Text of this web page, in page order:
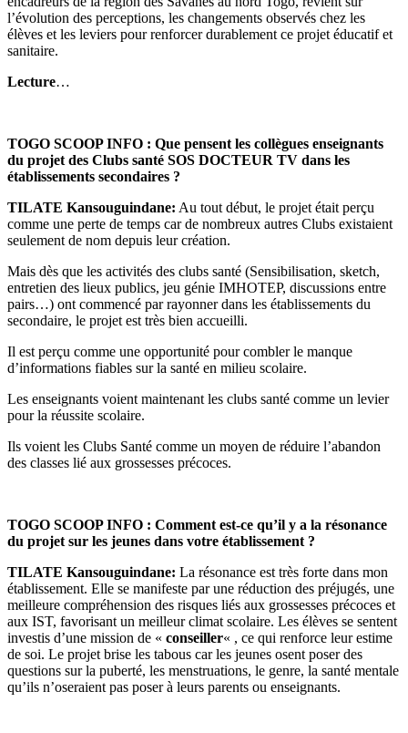
l’évolution des perceptions, les changements observés chez les
élèves et les leviers pour renforcer durablement ce projet éducatif et
sanitaire.
Lecture…
TOGO SCOOP INFO : Que pensent les collègues enseignants
du projet des Clubs santé SOS DOCTEUR TV dans les
établissements secondaires ?
TILATE Kansouguindane: Au tout début, le projet était perçu
comme une perte de temps car de nombreux autres Clubs existaient
seulement de nom depuis leur création.
Mais dès que les activités des clubs santé (Sensibilisation, sketch,
entretien des lieux publics, jeu génie IMHOTEP, discussions entre
pairs…) ont commencé par rayonner dans les établissements du
secondaire, le projet est très bien accueilli.
Il est perçu comme une opportunité pour combler le manque
d’informations fiables sur la santé en milieu scolaire.
Les enseignants voient maintenant les clubs santé comme un levier
pour la réussite scolaire.
Ils voient les Clubs Santé comme un moyen de réduire l’abandon
des classes lié aux grossesses précoces.
TOGO SCOOP INFO : Comment est-ce qu’il y a la résonance
du projet sur les jeunes dans votre établissement ?
TILATE Kansouguindane: La résonance est très forte dans mon
établissement. Elle se manifeste par une réduction des préjugés, une
meilleure compréhension des risques liés aux grossesses précoces et
aux IST, favorisant un meilleur climat scolaire. Les élèves se sentent
investis d’une mission de « conseiller« , ce qui renforce leur estime
de soi. Le projet brise les tabous car les jeunes osent poser des
questions sur la puberté, les menstruations, le genre, la santé mentale
qu’ils n’oseraient pas poser à leurs parents ou enseignants.